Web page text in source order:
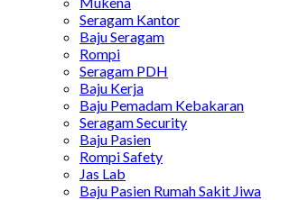
Seragam Kantor
Baju Seragam
Rompi
Seragam PDH
Baju Kerja
Baju Pemadam Kebakaran
Seragam Security
Baju Pasien
Rompi Safety
Jas Lab
Baju Pasien Rumah Sakit Jiwa